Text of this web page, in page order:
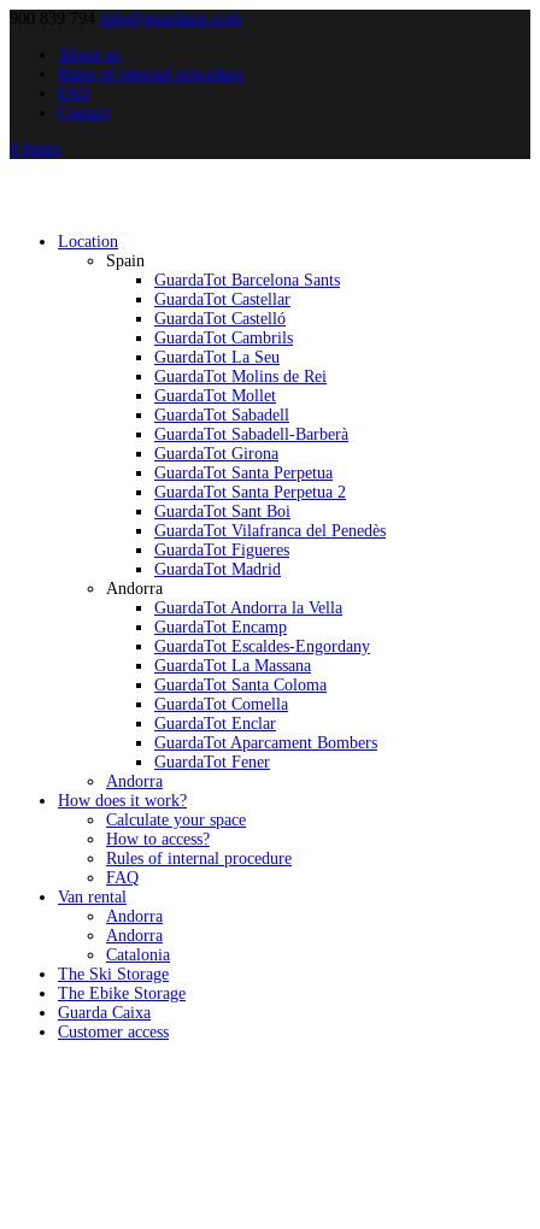
900 839 794 info@guardatot.com
About us
Rules of internal procedure
FAQ
Contact
0 Items
Location
Spain
GuardaTot Barcelona Sants
GuardaTot Castellar
GuardaTot Castelló
GuardaTot Cambrils
GuardaTot La Seu
GuardaTot Molins de Rei
GuardaTot Mollet
GuardaTot Sabadell
GuardaTot Sabadell-Barberà
GuardaTot Girona
GuardaTot Santa Perpetua
GuardaTot Santa Perpetua 2
GuardaTot Sant Boi
GuardaTot Vilafranca del Penedès
GuardaTot Figueres
GuardaTot Madrid
Andorra
GuardaTot Andorra la Vella
GuardaTot Encamp
GuardaTot Escaldes-Engordany
GuardaTot La Massana
GuardaTot Santa Coloma
GuardaTot Comella
GuardaTot Enclar
GuardaTot Aparcament Bombers
GuardaTot Fener
Andorra
How does it work?
Calculate your space
How to access?
Rules of internal procedure
FAQ
Van rental
Andorra
Andorra
Catalonia
The Ski Storage
The Ebike Storage
Guarda Caixa
Customer access